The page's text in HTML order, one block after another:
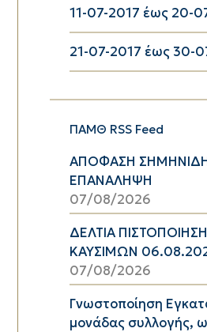
11-07-2017 έως 20-
21-07-2017 έως 30-
ΠΑΜΘ RSS Feed
ΑΠΟΦΑΣΗ
ΕΠΑΝΑΛΗΨΗ
07/08/2026
ΔΕΛΤΙΑ
ΚΑΥΣΙΜΩΝ
07/08/2026
Γνωστοποίηση
μονάδας συλλογής,